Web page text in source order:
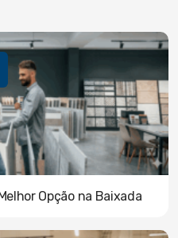
Opção na Baixada